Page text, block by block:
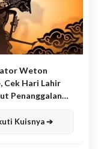
Weton
Cek Hari Lahir
Penanggalan
Kuisnya ➔